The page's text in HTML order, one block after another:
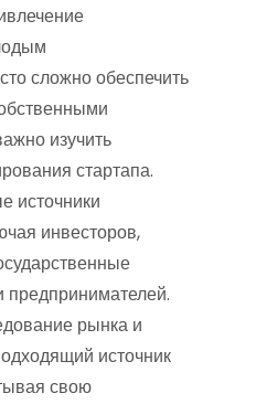
сложно обеспечить
изучить
стартапа.
источники
инвесторов,
рынка и
источник
свою